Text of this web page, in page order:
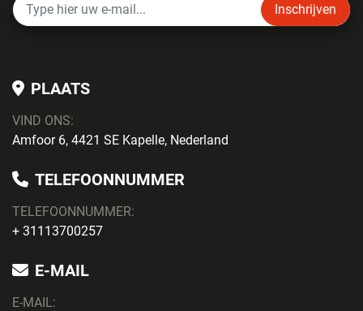
Inschrijven
PLAATS
VIND ONS:
Amfoor 6, 4421 SE Kapelle, Nederland
TELEFOONNUMMER
TELEFOONNUMMER:
+ 31113700257
E-MAIL
E-MAIL: